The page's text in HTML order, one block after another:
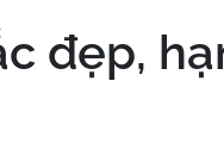
đẹp,